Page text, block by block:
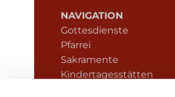
NAVIGATION
Gottesdienste
Pfarrei
Sakramente
Kindertagesstätten